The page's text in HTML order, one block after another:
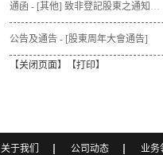
通函 - [其他] 致非登記股東之通知信函及申請表格 - 通函連同股東週年大會通告及代表委任表格之發佈通知
公告及通告 - [股東周年大會通告]
【关闭页面】【打印】
关于我们 公司动态 业务